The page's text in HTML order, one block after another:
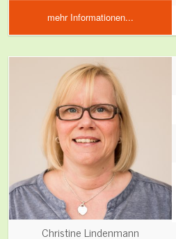
mehr Informationen...
Christine Lindenmann